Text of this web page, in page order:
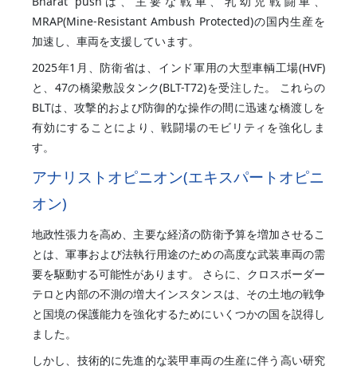
MRAP(Mine-Resistant Ambush Protected)の国内生産を
加速し、車両を支援しています。
2025年1月、防衛省は、インド軍用の大型車輌工場(HVF)
と、47の橋梁敷設タンク(BLT-T72)を受注した。 これらの
BLTは、攻撃的および防御的な操作の間に迅速な橋渡しを
有効にすることにより、戦闘場のモビリティを強化しま
す。
アナリストオピニオン(エキスパートオピニ
オン)
地政性張力を高め、主要な経済の防衛予算を増加させるこ
とは、軍事および法執行用途のための高度な武装車両の需
要を駆動する可能性があります。 さらに、クロスボーダー
テロと内部の不測の増大インスタンスは、その土地の戦争
と国境の保護能力を強化するためにいくつかの国を説得し
ました。
しかし、技術的に先進的な装甲車両の生産に伴う高い研究